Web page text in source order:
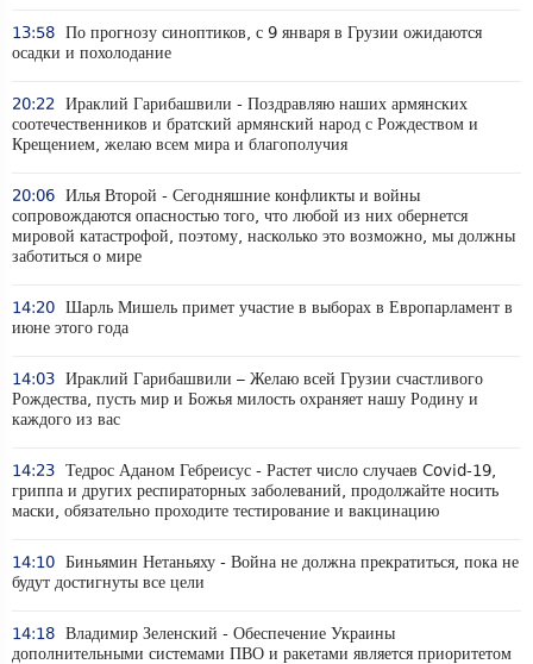
13:58 По прогнозу синоптиков, с 9 января в Грузии ожидаются
осадки и похолодание
20:22 Ираклий Гарибашвили - Поздравляю наших армянских
соотечественников и братский армянский народ с Рождеством и
Крещением, желаю всем мира и благополучия
20:06 Илья Второй - Сегодняшние конфликты и войны
сопровождаются опасностью того, что любой из них обернется
мировой катастрофой, поэтому, насколько это возможно, мы должны
заботиться о мире
14:20 Шарль Мишель примет участие в выборах в Европарламент в
июне этого года
14:03 Ираклий Гарибашвили – Желаю всей Грузии счастливого
Рождества, пусть мир и Божья милость охраняет нашу Родину и
каждого из вас
14:23 Тедрос Аданом Гебреисус - Растет число случаев Covid-19,
гриппа и других респираторных заболеваний, продолжайте носить
маски, обязательно проходите тестирование и вакцинацию
14:10 Биньямин Нетаньяху - Война не должна прекратиться, пока не
будут достигнуты все цели
14:18 Владимир Зеленский - Обеспечение Украины
дополнительными системами ПВО и ракетами является приоритетом